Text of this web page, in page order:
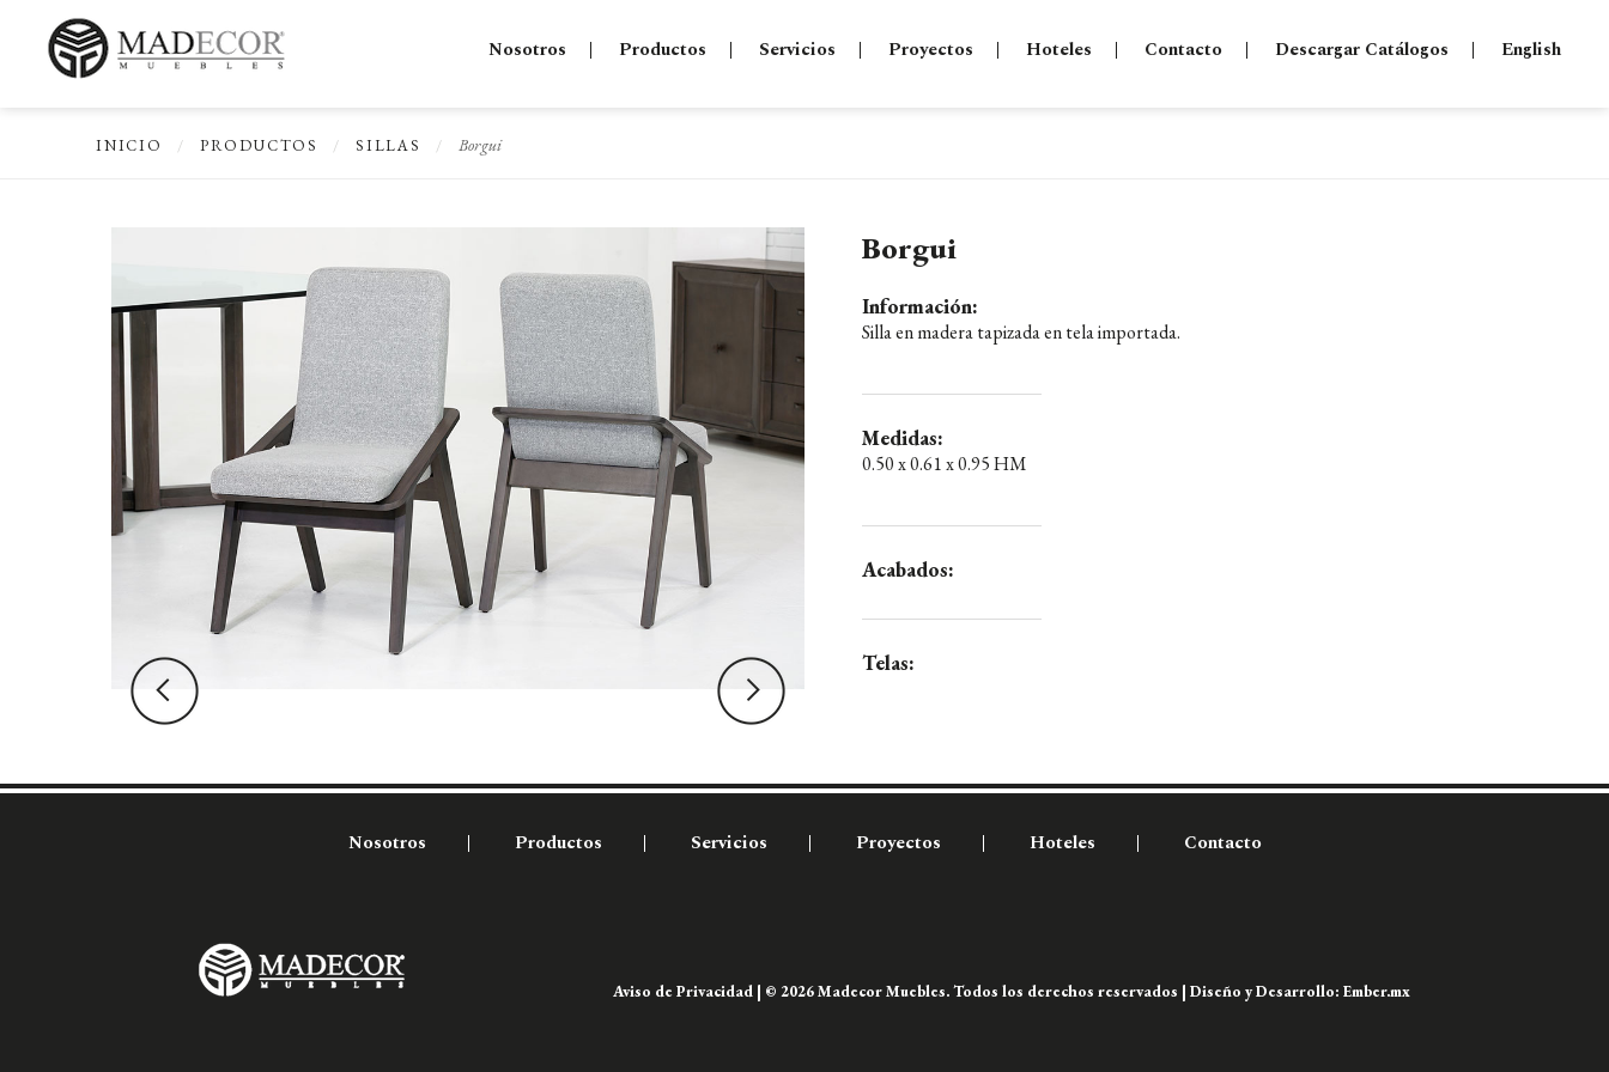
Nosotros Productos Servicios Proyectos Hoteles Contacto Descargar Catálogos English
INICIO / PRODUCTOS / SILLAS / Borgui
Borgui
Información:
Silla en madera tapizada en tela importada.
Medidas:
0.50 x 0.61 x 0.95 HM
Acabados:
Telas:
Nosotros Productos Servicios Proyectos Hoteles Contacto
Aviso de Privacidad | © 2026 Madecor Muebles. Todos los derechos reservados | Diseño y Desarrollo: Ember.mx